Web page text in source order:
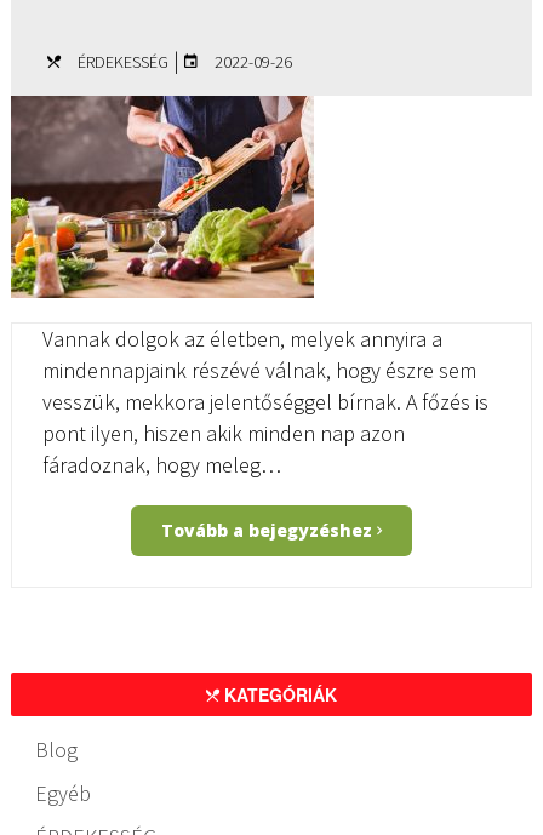
ÉRDEKESSÉG | 2022-09-26
Vannak dolgok az életben, melyek annyira a
mindennapjaink részévé válnak, hogy észre sem
vesszük, mekkora jelentőséggel bírnak. A főzés is
pont ilyen, hiszen akik minden nap azon
fáradoznak, hogy meleg…
Tovább a bejegyzéshez
KATEGÓRIÁK
Blog
Egyéb